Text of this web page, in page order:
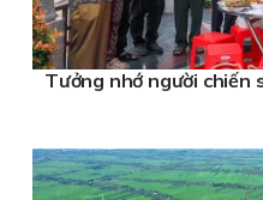
Tưởng nhớ người chiến